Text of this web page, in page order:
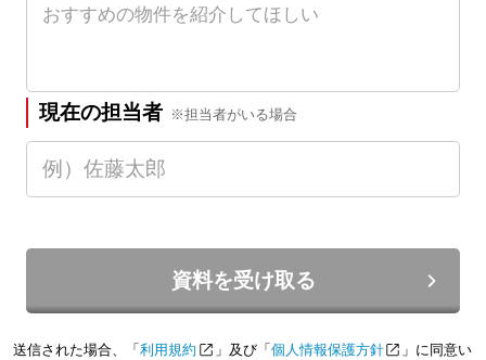
現在の担当者 ※担当者がいる場合
資料を受け取る
送信された場合、「 利用規約 」及び「 個人情報保護方針
」に同意い